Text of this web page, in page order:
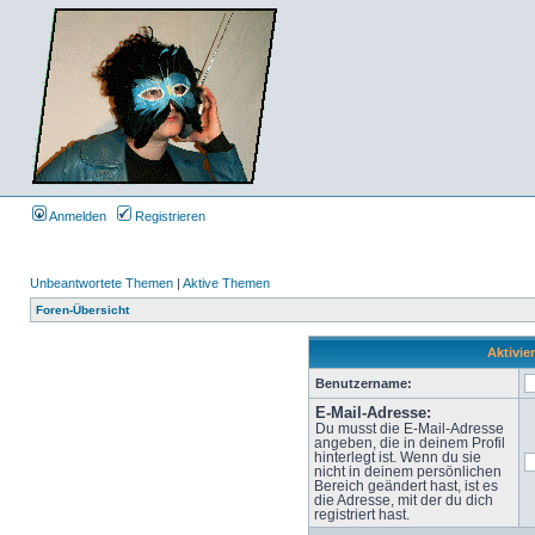
Anmelden Registrieren
Unbeantwortete Themen | Aktive Themen
Foren-Übersicht
Benutzername:
E-Mail-Adresse:
Du musst die E-Mail-Adresse
angeben, die in deinem Profil
hinterlegt ist. Wenn du sie
nicht in deinem persönlichen
Bereich geändert hast, ist es
die Adresse, mit der du dich
registriert hast.